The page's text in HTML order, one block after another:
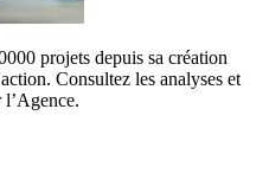
projets depuis sa création
Consultez les analyses et
l’Agence.